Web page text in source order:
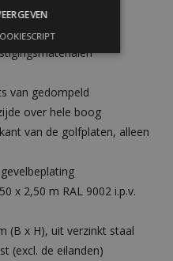
van gedompeld
over hele boog
van de golfplaten, alleen
x 2,50 m RAL 9002 i.p.v.
(B x H), uit verzinkt staal
(excl. de eilanden)